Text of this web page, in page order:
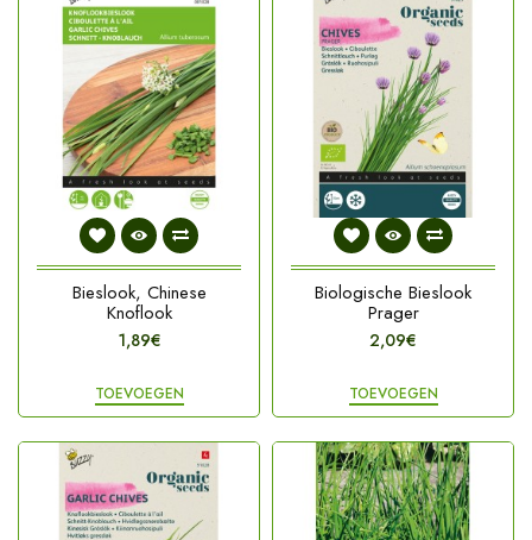
Bieslook, Chinese
Knoflook
1,89€
TOEVOEGEN
Biologische Bieslook
Prager
2,09€
TOEVOEGEN